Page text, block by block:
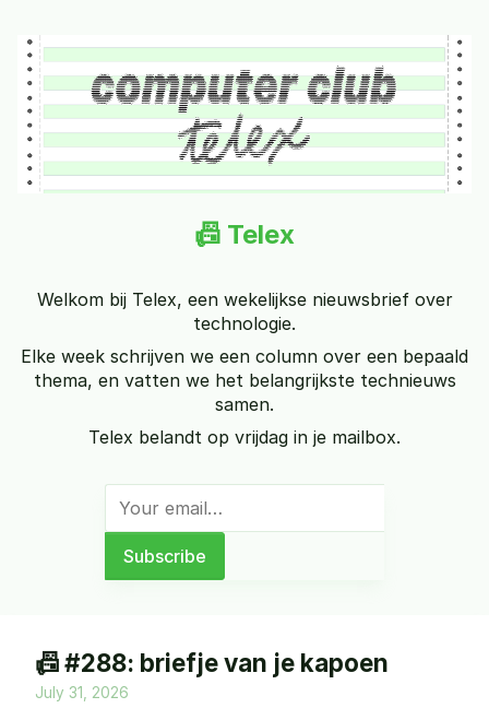
📠 Telex
Welkom bij Telex, een wekelijkse nieuwsbrief over
technologie.
Elke week schrijven we een column over een bepaald
thema, en vatten we het belangrijkste technieuws
samen.
Telex belandt op vrijdag in je mailbox.
📠 #288: briefje van je kapoen
July 31, 2026